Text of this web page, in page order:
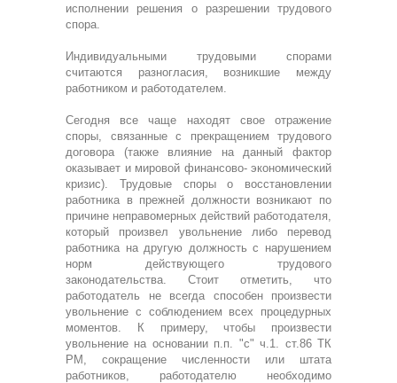
исполнении решения о разрешении трудового
спора.
Индивидуальными трудовыми спорами
считаются разногласия, возникшие между
работником и работодателем.
Сегодня все чаще находят свое отражение
споры, связанные с прекращением трудового
договора (также влияние на данный фактор
оказывает и мировой финансово- экономический
кризис). Трудовые споры о восстановлении
работника в прежней должности возникают по
причине неправомерных действий работодателя,
который произвел увольнение либо перевод
работника на другую должность с нарушением
норм действующего трудового
законодательства. Стоит отметить, что
работодатель не всегда способен произвести
увольнение с соблюдением всех процедурных
моментов. К примеру, чтобы произвести
увольнение на основании п.п. "с" ч.1. ст.86 ТК
РМ, сокращение численности или штата
работников, работодателю необходимо